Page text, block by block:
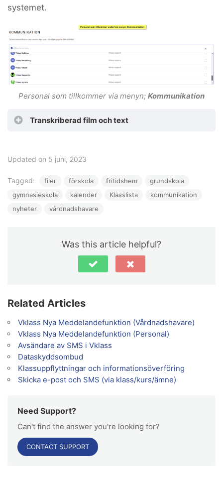
systemet.
Personal som tillkommer via menyn; Kommunikation
Transkriberad film och text
Updated on 5 juni, 2023
Tagged: filer förskola fritidshem
grundskola
gymnasieskola
kalender Klasslista
kommunikation
nyheter
vårdnadshavare
Was this article helpful?
Related Articles
Vklass Nya Meddelandefunktion (Vårdnadshavare)
Vklass Nya Meddelandefunktion (Personal)
Avsändare av SMS i Vklass
Dataskyddsombud
Klassuppflyttningar och informationsöverföring
Skicka e-post och SMS (via klass/kurs/ämne)
Need Support?
Can't find the answer you're looking for?
CONTACT SUPPORT